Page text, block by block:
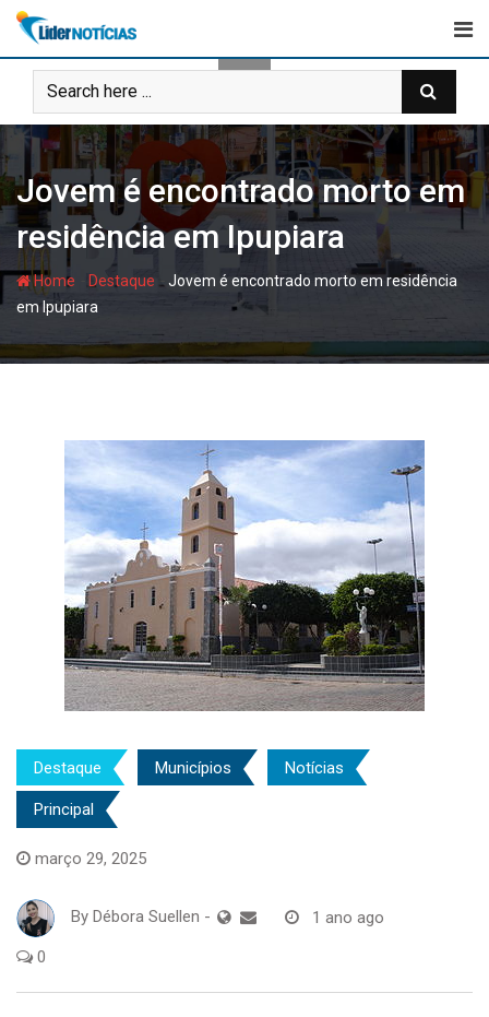
Skip
content
Jovem é encontrado morto em
residência em Ipupiara
Home Destaque -Jovem é encontrado morto em residência
em Ipupiara
Destaque Municípios Notícias
Principal
março 29, 2025
By Débora Suellen - 1 ano ago
0